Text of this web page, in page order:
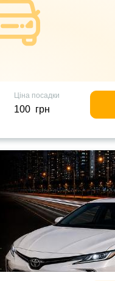
Ціна посадки
100 грн